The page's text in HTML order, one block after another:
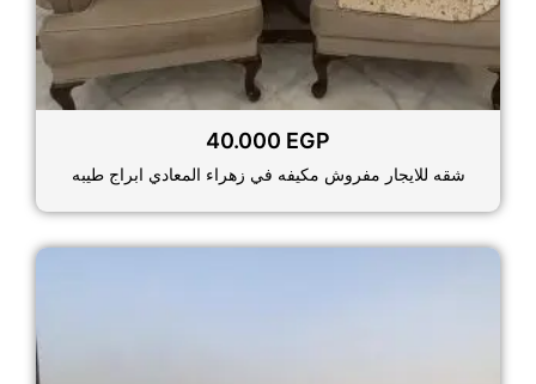
40.000 EGP
شقه للايجار مفروش مكيفه في زهراء المعادي ابراج طيبه